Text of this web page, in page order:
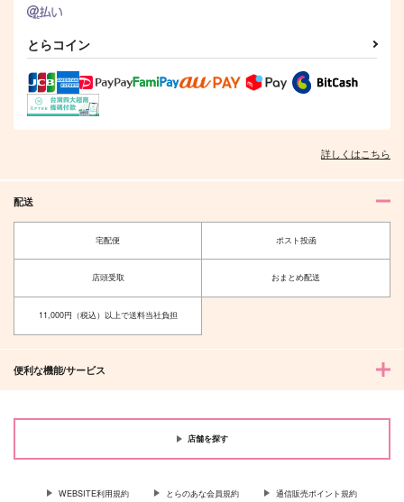
そんなに言うなら抱いてやる ファミレス行こ。 下
オレはお前に推されたい!! 隠れ狼と流され子羊
夫を味方にする方法 5 甘くて熱くて息もできない 4
とらコイン
詳しくはこちら
配送
宅配便 ポスト投函
店頭受取 おまとめ配送
11,000円（税込）以上で送料当社負担
便利な機能/サービス
店舗を探す
WEBSITE利用規約 とらのあな会員規約 通信販売ポイント規約